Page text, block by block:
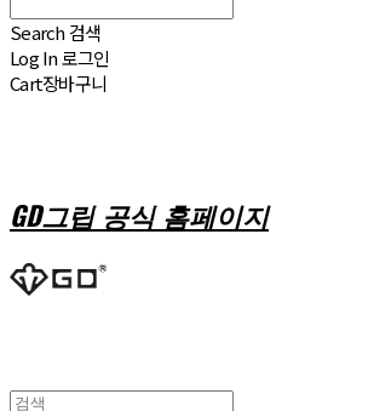
Search 검색
Log In로그인
Cart장바구니
GD그립 공식 홈페이지